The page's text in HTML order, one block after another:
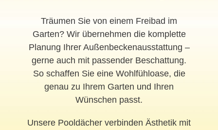
Träumen Sie von einem Freibad im
Garten? Wir übernehmen die komplette
Planung Ihrer Außenbeckenausstattung –
gerne auch mit passender Beschattung.
So schaffen Sie eine Wohlfühloase, die
genau zu Ihrem Garten und Ihren
Wünschen passt.
Unsere Pooldächer verbinden Ästhetik mit